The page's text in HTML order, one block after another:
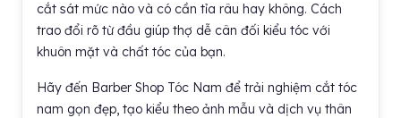
cắt sát mức nào và có cần tỉa râu hay không. Cách
trao đổi rõ từ đầu giúp thợ dễ cân đối kiểu tóc với
khuôn mặt và chất tóc của bạn.
Hãy đến Barber Shop Tóc Nam để trải nghiệm cắt tóc
nam gọn đẹp, tạo kiểu theo ảnh mẫu và dịch vụ thân